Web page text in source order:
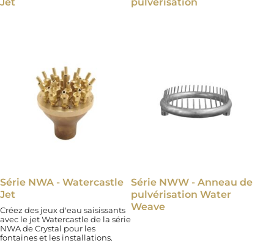
Série NWA - Watercastle
Jet
Créez des jeux d'eau saisissants
avec le jet Watercastle de la série
NWA de Crystal pour les
fontaines et les installations.
Série NWW - Anneau de
pulvérisation Water
Weave